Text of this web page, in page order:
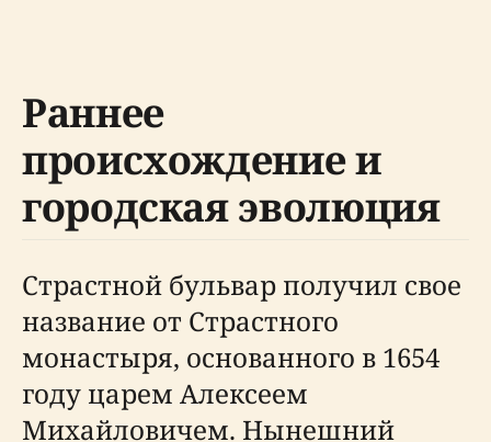
Раннее
происхождение и
городская эволюция
Страстной бульвар получил свое
название от Страстного
монастыря, основанного в 1654
году царем Алексеем
Михайловичем. Нынешний